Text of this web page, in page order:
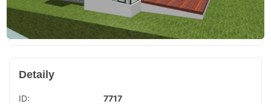
Detaily
ID:
7717